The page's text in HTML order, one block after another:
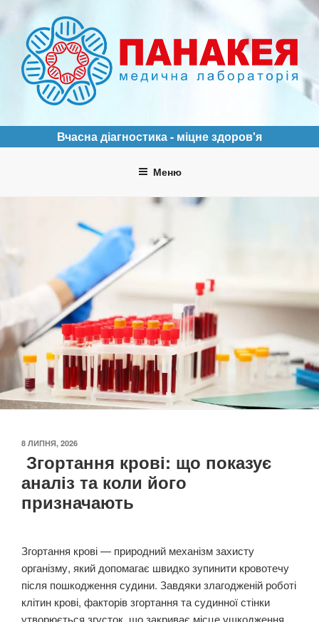
вмісту
ПАНАКЕЯ
Вчасна діагностика - міцне здоров'я
Меню
ОПУБЛІКОВАНО
8 ЛИПНЯ, 2026
Згортання крові: що показує
аналіз та коли його
призначають
Згортання крові — природний механізм захисту
організму, який допомагає швидко зупинити кровотечу
після пошкодження судини. Завдяки злагодженій роботі
клітин крові, факторів згортання та судинної стінки
утворюється згусток, що закриває місце ушкодження.